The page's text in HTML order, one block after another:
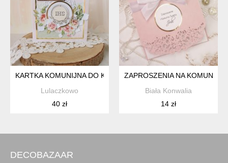
KARTKA KOMUNIJNA DO KOPERTY, PAMIĄTKA KOMUNII,
Lulaczkowo
40 zł
ZAPROSZENIA NA KOMUNIĘ
Biała Konwalia
14 zł
DECOBAZAAR